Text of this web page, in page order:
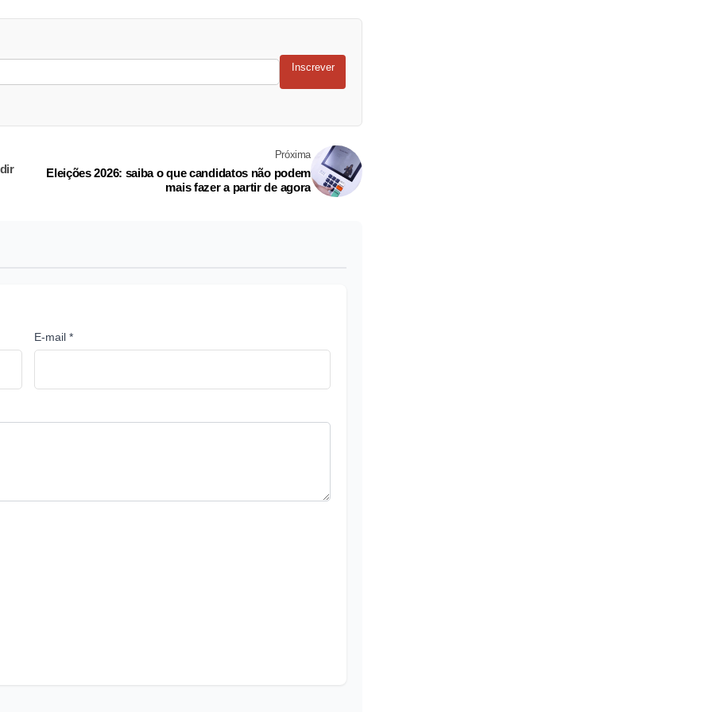
Inscrever
Próxima
Eleições 2026: saiba o que candidatos não podem
mais fazer a partir de agora
E-mail *